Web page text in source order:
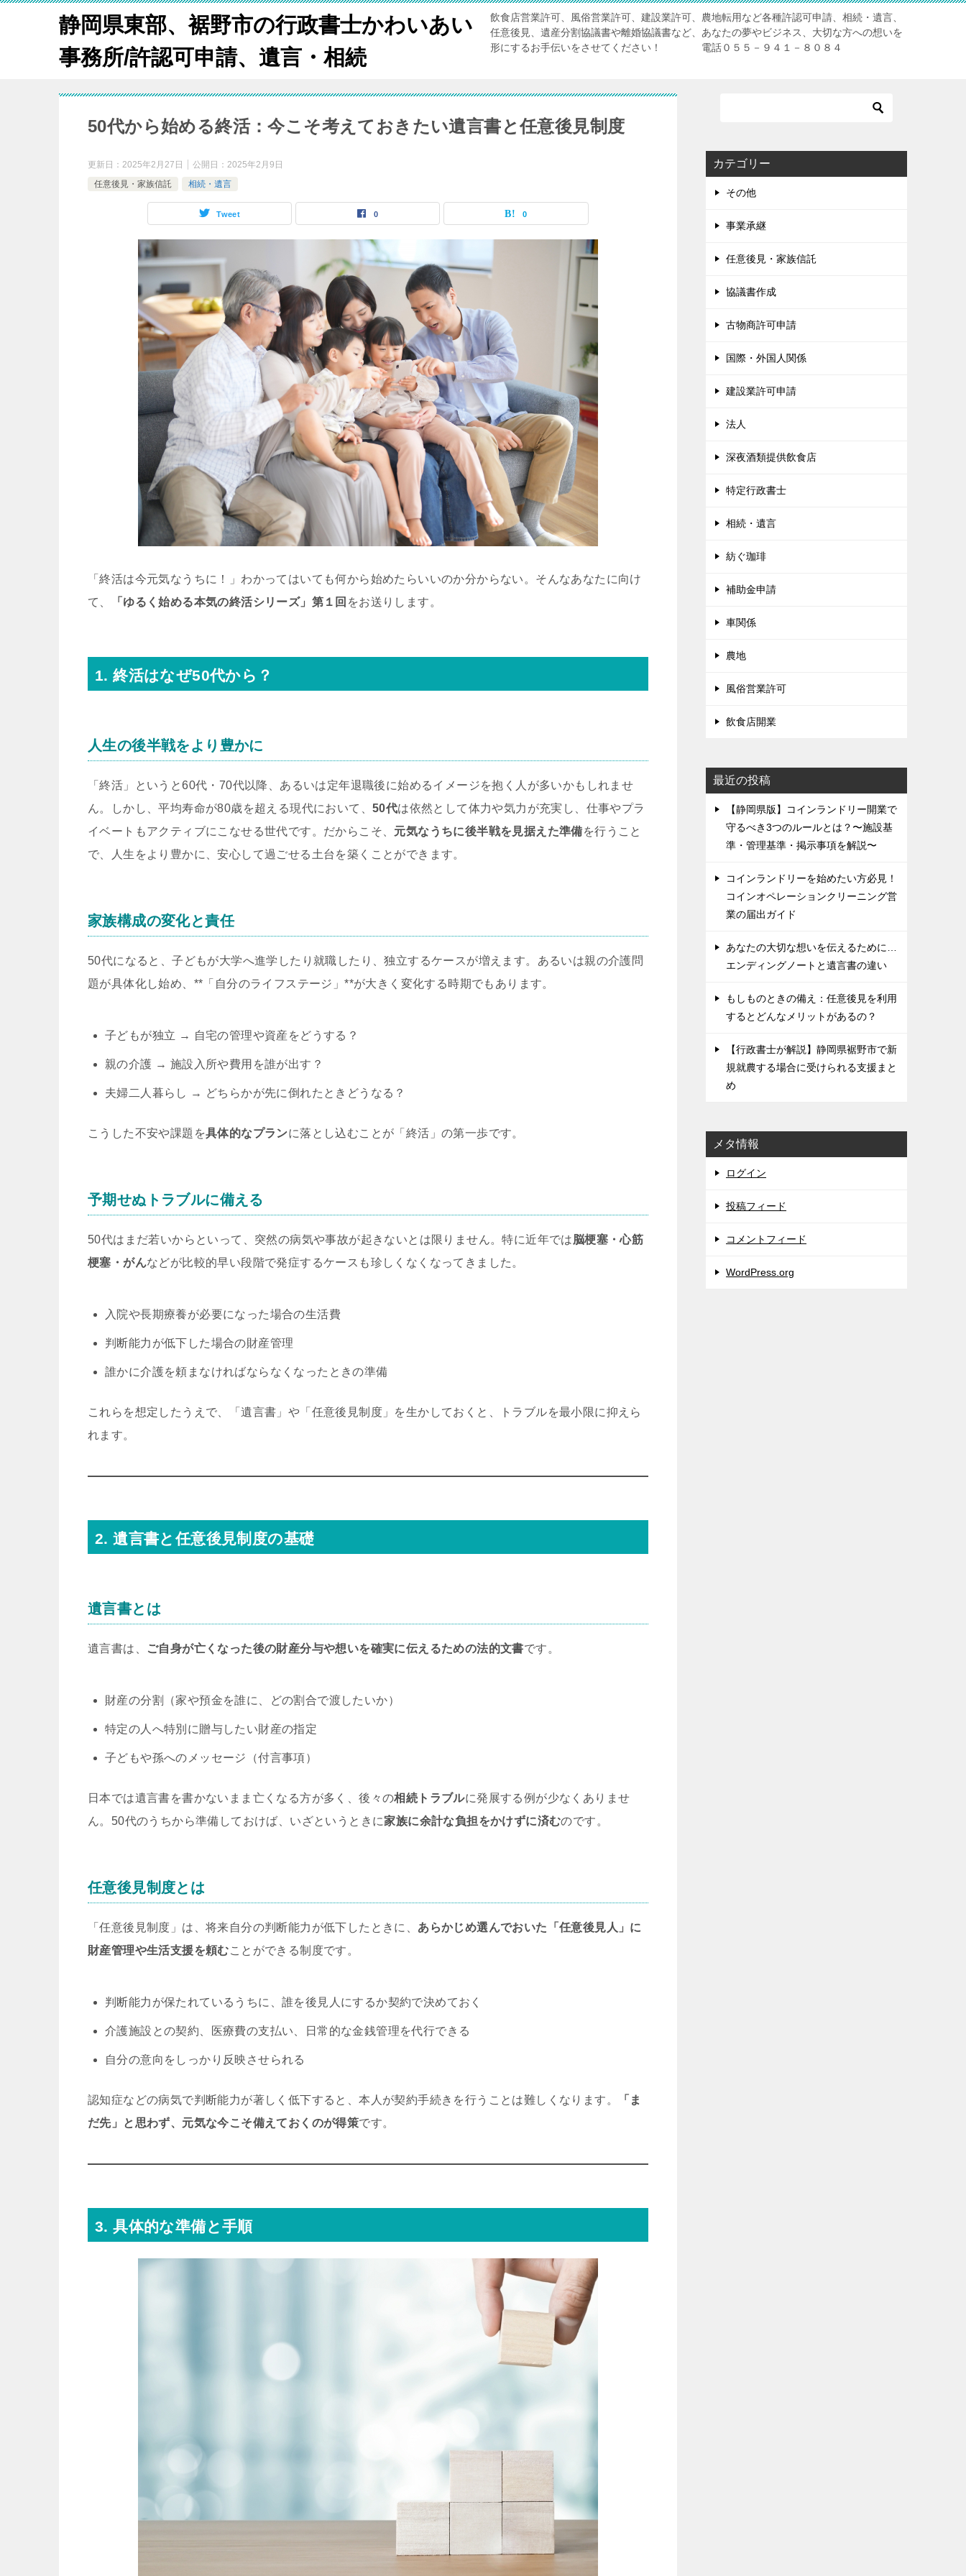
静岡県東部、裾野市の行政書士かわいあい
事務所/許認可申請、遺言・相続
飲食店営業許可、風俗営業許可、建設業許可、農地転用など各種許認可申請、相続・遺言、
任意後見、遺産分割協議書や離婚協議書など、あなたの夢やビジネス、大切な方への想いを
形にするお手伝いをさせてください！ 電話０５５－９４１－８０８４
50代から始める終活：今こそ考えておきたい遺言書と任意後見制度
更新日： 2025年2月27日 公開日： 2025年2月9日
任意後見・家族信託
相続・遺言
Tweet 0 0
「終活は今元気なうちに！」わかってはいても何から始めたらいいのか分からない。そんなあなたに向け
て、
「ゆるく始める本気の終活シリーズ」第１回 をお送りします。
1. 終活はなぜ50代から？
人生の後半戦をより豊かに
「終活」というと60代・70代以降、あるいは定年退職後に始めるイメージを抱く人が多いかもしれませ
ん。しかし、平均寿命が80歳を超える現代において、 50代は依然として体力や気力が充実し、仕事やプラ
イベートもアクティブにこなせる世代です。だからこそ、 元気なうちに後半戦を見据えた準備を行うこと
で、人生をより豊かに、安心して過ごせる土台を築くことができます。
家族構成の変化と責任
50代になると、子どもが大学へ進学したり就職したり、独立するケースが増えます。あるいは親の介護問
題が具体化し始め、**「自分のライフステージ」**が大きく変化する時期でもあります。
子どもが独立 → 自宅の管理や資産をどうする？
親の介護 → 施設入所や費用を誰が出す？
夫婦二人暮らし → どちらかが先に倒れたときどうなる？
こうした不安や課題を具体的なプランに落とし込むことが「終活」の第一歩です。
予期せぬトラブルに備える
50代はまだ若いからといって、突然の病気や事故が起きないとは限りません。特に近年では脳梗塞・心筋
梗塞・がんなどが比較的早い段階で発症するケースも珍しくなくなってきました。
入院や長期療養が必要になった場合の生活費
判断能力が低下した場合の財産管理
誰かに介護を頼まなければならなくなったときの準備
これらを想定したうえで、「遺言書」や「任意後見制度」を生かしておくと、トラブルを最小限に抑えら
れます。
2. 遺言書と任意後見制度の基礎
遺言書とは
遺言書は、 ご自身が亡くなった後の財産分与や想いを確実に伝えるための法的文書です。
財産の分割（家や預金を誰に、どの割合で渡したいか）
特定の人へ特別に贈与したい財産の指定
子どもや孫へのメッセージ（付言事項）
日本では遺言書を書かないまま亡くなる方が多く、後々の相続トラブルに発展する例が少なくありませ
ん。50代のうちから準備しておけば、いざというときに家族に余計な負担をかけずに済むのです。
任意後見制度とは
「任意後見制度」は、将来自分の判断能力が低下したときに、 あらかじめ選んでおいた「任意後見人」に
財産管理や生活支援を頼むことができる制度です。
判断能力が保たれているうちに、誰を後見人にするか契約で決めておく
介護施設との契約、医療費の支払い、日常的な金銭管理を代行できる
自分の意向をしっかり反映させられる
認知症などの病気で判断能力が著しく低下すると、本人が契約手続きを行うことは難しくなります。
「ま
だ先」と思わず、元気な今こそ備えておくのが得策です。
3. 具体的な準備と手順
カテゴリー
その他
事業承継
任意後見・家族信託
協議書作成
古物商許可申請
国際・外国人関係
建設業許可申請
法人
深夜酒類提供飲食店
特定行政書士
相続・遺言
紡ぐ珈琲
補助金申請
車関係
農地
風俗営業許可
飲食店開業
最近の投稿
【静岡県版】コインランドリー開業で
守るべき3つのルールとは？〜施設基
準・管理基準・掲示事項を解説〜
コインランドリーを始めたい方必見！
コインオペレーションクリーニング営
業の届出ガイド
あなたの大切な想いを伝えるために…
エンディングノートと遺言書の違い
もしものときの備え：任意後見を利用
するとどんなメリットがあるの？
【行政書士が解説】静岡県裾野市で新
規就農する場合に受けられる支援まと
め
メタ情報
ログイン
投稿フィード
コメントフィード
WordPress.org